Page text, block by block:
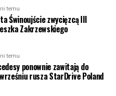
temu
Świnoujście zwycięzcą III
Zakrzewskiego
temu
ponownie zawitają do
rusza StarDrive Poland